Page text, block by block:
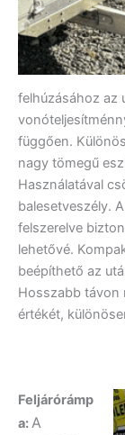
felhúzásához az
függően.
nagy tömegű
Használatával
balesetveszély.
felszerelve
lehetővé.
beépíthető az
Hosszabb távon
értékét,
Feljárórámp
a: A